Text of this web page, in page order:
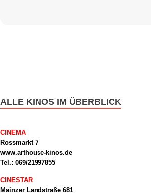
ALLE KINOS IM ÜBERBLICK
CINEMA
Rossmarkt 7
www.arthouse-kinos.de
Tel.: 069/21997855
CINESTAR
Mainzer Landstraße 681